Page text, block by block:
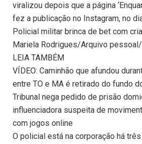
viralizou depois que a página
fez a publicação no Instagram, no
Policial militar brinca de bet com
Mariela Rodrigues/Arquivo
LEIA TAMBÉM
VÍDEO: Caminhão que afundou
entre TO e MA é retirado do fundo
Tribunal nega pedido de prisão
influenciadora suspeita de
com jogos online
O policial está na corporação há